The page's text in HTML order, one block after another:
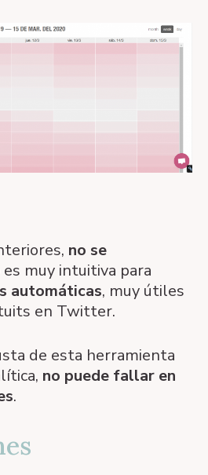
no se
es muy intuitiva para
automáticas, muy útiles
en Twitter.
de esta herramienta
no puede fallar en
.